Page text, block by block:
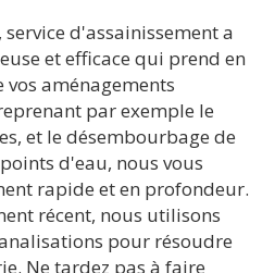
d'assainissement a
et efficace qui prend en
vos aménagements
par exemple le
et le désembourbage de
d'eau, nous vous
rapide et en profondeur.
récent, nous utilisons
pour résoudre
Ne tardez pas à faire